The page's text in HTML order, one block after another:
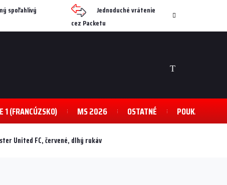
spoľahlivý
Jednoduché vrátenie
cez Packetu
NÁKUPNÝ
1 (FRANCÚZSKO) MS 2026 OSTATNÉ POUKAZY
United FC, červené, dlhý rukáv